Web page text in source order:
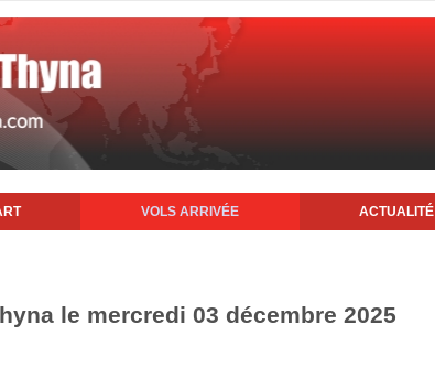
VOLS ARRIVÉE ACTUALITÉ
le mercredi 03 décembre 2025